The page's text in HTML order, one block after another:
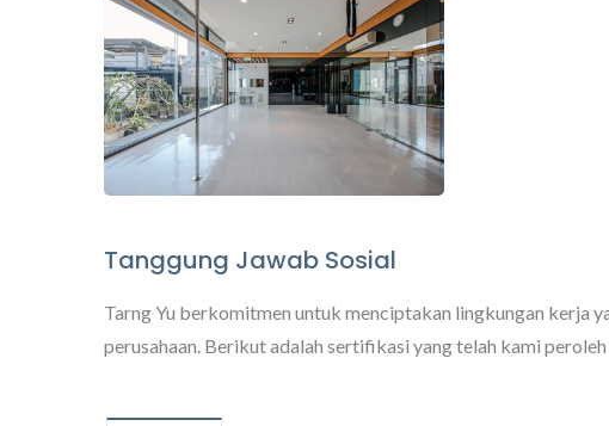
Tanggung Jawab Sosial
Tarng Yu berkomitmen untuk menciptakan lingkungan kerja
perusahaan. Berikut adalah sertifikasi yang telah kami